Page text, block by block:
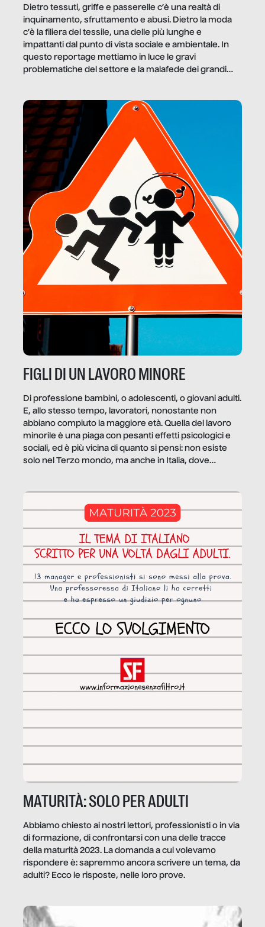
Dietro tessuti, griffe e passerelle c’è una realtà di
inquinamento, sfruttamento e abusi. Dietro la moda
c’è la filiera del tessile, una delle più lunghe e
impattanti dal punto di vista sociale e ambientale. In
questo reportage mettiamo in luce le gravi
problematiche del settore e la malafede dei grandi
FIGLI DI UN LAVORO MINORE
Di professione bambini, o adolescenti, o giovani adulti.
E, allo stesso tempo, lavoratori, nonostante non
abbiano compiuto la maggiore età. Quella del lavoro
minorile è una piaga con pesanti effetti psicologici e
sociali, ed è più vicina di quanto si pensi: non esiste
solo nel Terzo mondo, ma anche in Italia, dove
MATURITÀ: SOLO PER ADULTI
Abbiamo chiesto ai nostri lettori, professionisti o in via
di formazione, di confrontarsi con una delle tracce
della maturità 2023. La domanda a cui volevamo
rispondere è: sapremmo ancora scrivere un tema, da
adulti? Ecco le risposte, nelle loro prove.